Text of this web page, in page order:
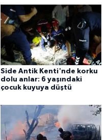
Side Antik Kenti'nde korku
dolu anlar: 6 yaşındaki
çocuk kuyuya düştü